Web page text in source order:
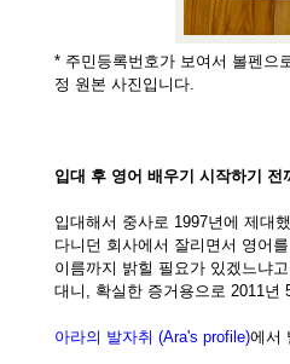
* 주민등록번호가 보여서 볼펜으
정 원본 사진입니다.
입대 후 영어 배우기 시작하기 전
입대해서 중사로 1997년에 제대
다니던 회사에서 잘리면서 영어
이름까지 밝힐 필요가 있겠느냐
대니, 확실한 증거용으로 2011년
아라의 발자취 (Ara's profile)에서